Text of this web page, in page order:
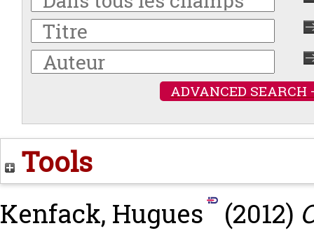
ADVANCED SEARCH
Tools
Kenfack, Hugues (2012)